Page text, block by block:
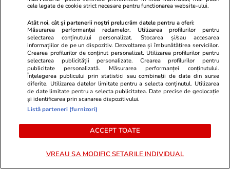
trandafirii dincolo”
Știri România 26 iul.
Ploi torențiale, grindină și vijelii în 21 de
județe. Harta zonelor vizate luni de avertizarea
meteo ANM cod galben
Ştiri
Ce nu trebuie să faci de Sfântul Pantelimon
cele legate de cookie strict necesare pentru functionarea website-ului.
Atât noi, cât și partenerii noștri prelucrăm datele pentru a oferi:
Măsurarea performanței reclamelor. Utilizarea profilurilor pentru
selectarea conținutului personalizat. Stocarea și/sau accesarea
informațiilor de pe un dispozitiv. Dezvoltarea și îmbunătățirea serviciilor.
Crearea profilurilor de conținut personalizat. Utilizarea profilurilor pentru
selectarea publicității personalizate. Crearea profilurilor pentru
publicitate personalizată. Măsurarea performanței conținutului.
Înțelegerea publicului prin statistici sau combinații de date din surse
diferite. Utilizarea datelor limitate pentru a selecta conținutul. Utilizarea
de date limitate pentru a selecta publicitatea. Date precise de geolocație
și identificarea prin scanarea dispozitivului.
Listă parteneri (furnizori)
ACCEPT TOATE
VREAU SA MODIFIC SETARILE INDIVIDUAL